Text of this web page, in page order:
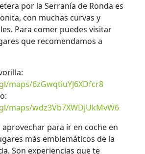
por la Serranía de Ronda es
con muchas curvas y
Para comer puedes visitar
que recomendamos a
maps/6zGwqtiuYJ6XDfcr8
maps/wdz3Vb7XWDjUkMvW6
para ir en coche en
más emblemáticos de la
Son experiencias que te